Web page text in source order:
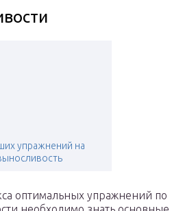
упражнений на
оптимальных упражнений по